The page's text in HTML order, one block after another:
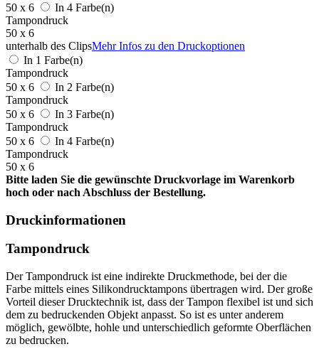
50 x 6
In 4 Farbe(n)
Tampondruck
50 x 6
unterhalb des ClipsMehr Infos zu den Druckoptionen
In 1 Farbe(n)
Tampondruck
50 x 6
In 2 Farbe(n)
Tampondruck
50 x 6
In 3 Farbe(n)
Tampondruck
50 x 6
In 4 Farbe(n)
Tampondruck
50 x 6
Bitte laden Sie die gewünschte Druckvorlage im Warenkorb
hoch oder nach Abschluss der Bestellung.
Druckinformationen
Tampondruck
Der Tampondruck ist eine indirekte Druckmethode, bei der die
Farbe mittels eines Silikondrucktampons übertragen wird. Der große
Vorteil dieser Drucktechnik ist, dass der Tampon flexibel ist und sich
dem zu bedruckenden Objekt anpasst. So ist es unter anderem
möglich, gewölbte, hohle und unterschiedlich geformte Oberflächen
zu bedrucken.